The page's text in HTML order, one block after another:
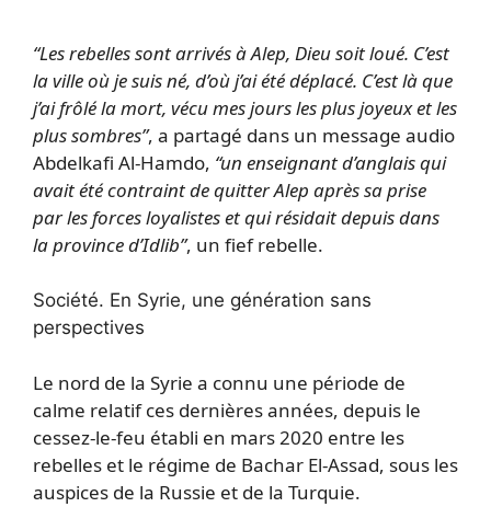
“Les rebelles sont arrivés à Alep, Dieu soit loué. C’est
la ville où je suis né, d’où j’ai été déplacé. C’est là que
j’ai frôlé la mort, vécu mes jours les plus joyeux et les
plus sombres”, a partagé dans un message audio
Abdelkafi Al-Hamdo, “un enseignant d’anglais qui
avait été contraint de quitter Alep après sa prise
par les forces loyalistes et qui résidait depuis dans
la province d’Idlib”, un fief rebelle.
Société. En Syrie, une génération sans
perspectives
Le nord de la Syrie a connu une période de
calme relatif ces dernières années, depuis le
cessez-le-feu établi en mars 2020 entre les
rebelles et le régime de Bachar El-Assad, sous les
auspices de la Russie et de la Turquie.